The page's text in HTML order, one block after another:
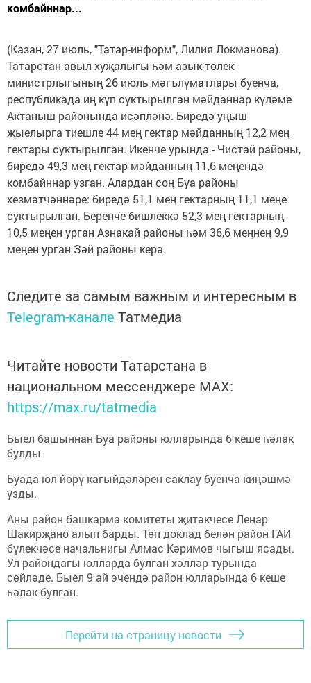
комбайннар...
(Казан, 27 июль, "Татар-информ", Лилия Локманова).
Татарстан авыл хуҗалыгы һәм азык-төлек
министрлыгының 26 июль мәгълүматлары буенча,
республикада иң күп суктырылган мәйданнар күләме
Актаныш районында исәпләнә. Биредә уңыш
җыелырга тиешле 44 мең гектар мәйданның 12,2 мең
гектары суктырылган. Икенче урында - Чистай районы,
биредә 49,3 мең гектар мәйданның 11,6 меңендә
комбайннар узган. Алардан соң Буа районы
хезмәтчәннәре: биредә 51,1 мең гектарның 11,1 меңе
суктырылган. Беренче бишлеккә 52,3 мең гектарның
10,5 меңен урган Азнакай районы һәм 36,6 меңнең 9,9
меңен урган Зәй районы керә.
Следите за самым важным и интересным в
Telegram-канале Татмедиа
Читайте новости Татарстана в
национальном мессенджере MАХ:
https://max.ru/tatmedia
Быел башыннан Буа районы юлларында 6 кеше һәлак
булды
Буада юл йөрү кагыйдәләрен саклау буенча киңәшмә
узды.
Аны район башкарма комитеты җитәкчесе Ленар
Шакирҗано алып барды. Төп доклад белән район ГАИ
бүлекчәсе начальнигы Алмас Кәримов чыгыш ясады.
Ул райондагы юлларда булган хәлләр турында
сөйләде. Быел 9 ай эчендә район юлларында 6 кеше
һәлак булган.
Перейти на страницу новости